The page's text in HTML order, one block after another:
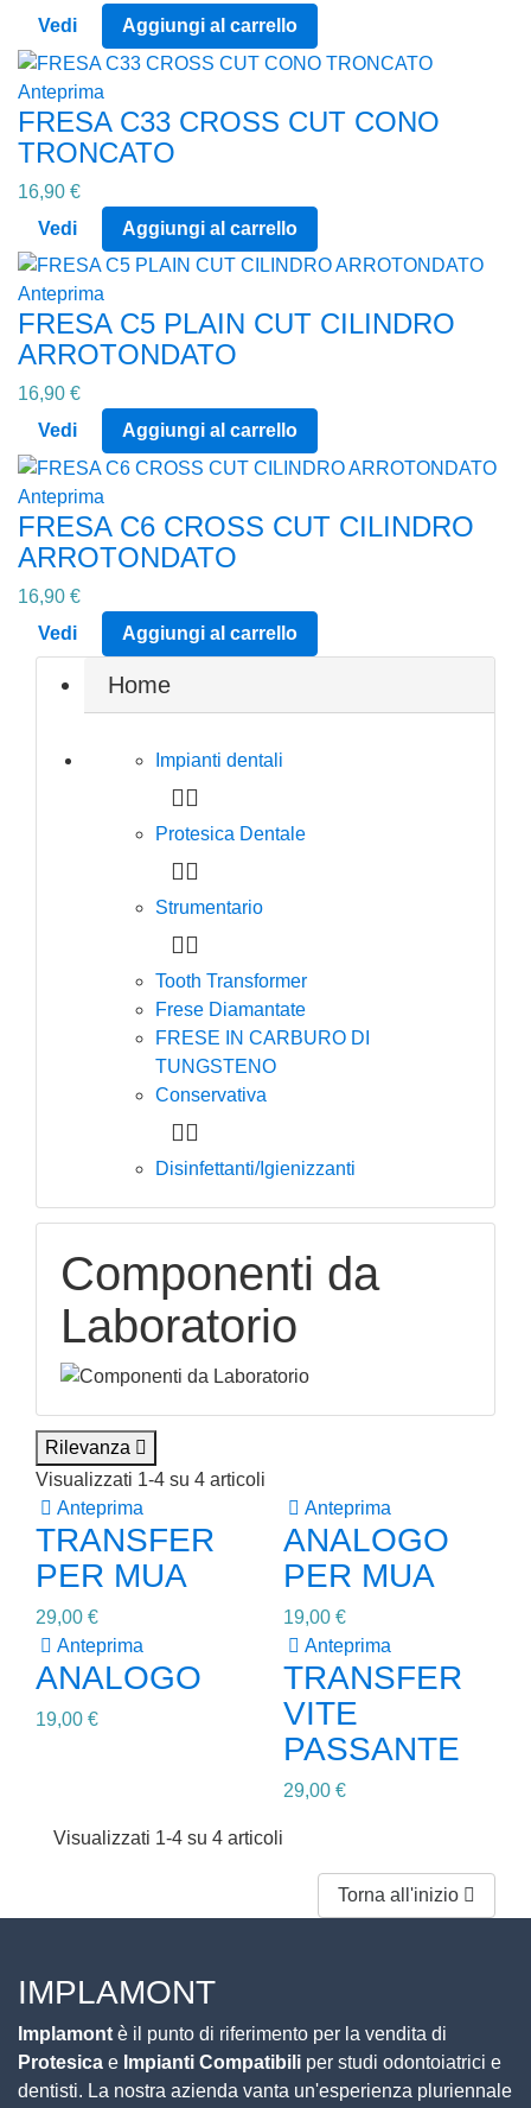
Vedi
Aggiungi al carrello
Anteprima
FRESA C33 CROSS CUT CONO
TRONCATO
16,90 €
Vedi
Aggiungi al carrello
Anteprima
FRESA C5 PLAIN CUT CILINDRO
ARROTONDATO
16,90 €
Vedi
Aggiungi al carrello
Anteprima
FRESA C6 CROSS CUT CILINDRO
ARROTONDATO
16,90 €
Vedi
Aggiungi al carrello
Home
Impianti dentali

Protesica Dentale

Strumentario

Tooth Transformer
Frese Diamantate
FRESE IN CARBURO DI
TUNGSTENO
Conservativa

Disinfettanti/Igienizzanti
Componenti da
Laboratorio
Rilevanza 
Visualizzati 1-4 su 4 articoli
 Anteprima
TRANSFER
PER MUA
29,00 €
 Anteprima
ANALOGO
PER MUA
19,00 €
 Anteprima
ANALOGO
19,00 €
 Anteprima
TRANSFER
VITE
PASSANTE
29,00 €
Visualizzati 1-4 su 4 articoli
Torna all'inizio 
IMPLAMONT
Implamont è il punto di riferimento per la vendita di
Protesica e Impianti Compatibili per studi odontoiatrici e
dentisti. La nostra azienda vanta un'esperienza pluriennale